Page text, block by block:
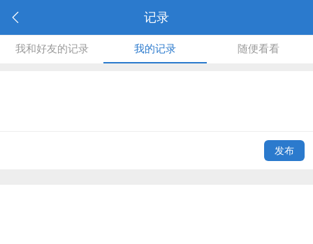
记录
我和好友的记录 我的记录 随便看看
发布